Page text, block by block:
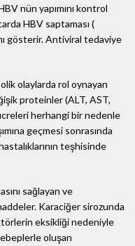
nün yapımını kontrol
HBV saptaması (
gösterir. Antiviral tedaviye
olaylarda rol oynayan
proteinler (ALT, AST,
herhangi bir nedenle
geçmesi sonrasında
teşhisinde
sağlayan ve
Karaciğer sirozunda
eksikliği nedeniyle
oluşan